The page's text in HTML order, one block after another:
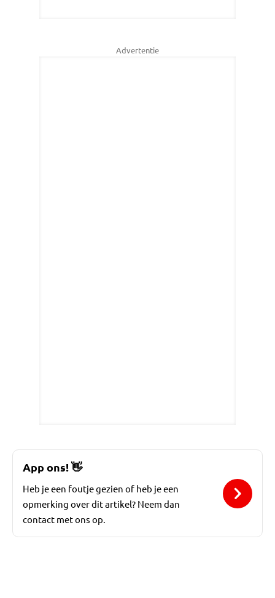
Advertentie
App ons!👋
Heb je een foutje gezien of heb je een
opmerking over dit artikel? Neem dan
contact met ons op.